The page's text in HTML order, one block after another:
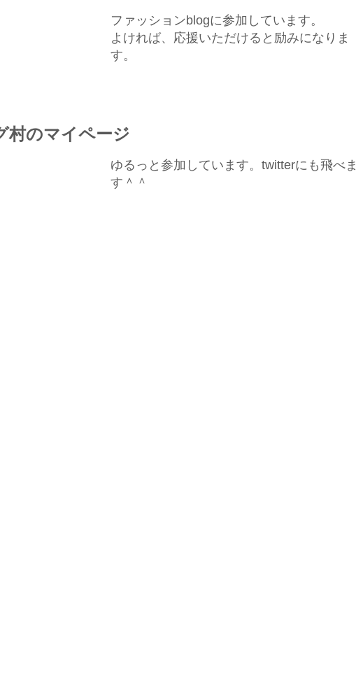
ファッションblogに参加しています。
よければ、応援いただけると励みになりま
す。
村のマイページ
ゆるっと参加しています。twitterにも飛べま
す＾＾